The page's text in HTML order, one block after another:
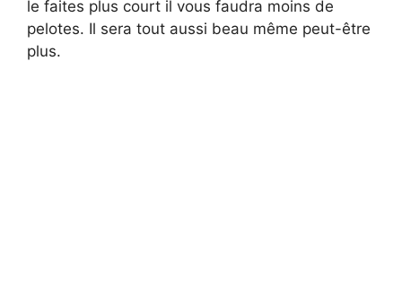
le faites plus court il vous faudra moins de
pelotes. Il sera tout aussi beau même peut-être
plus.